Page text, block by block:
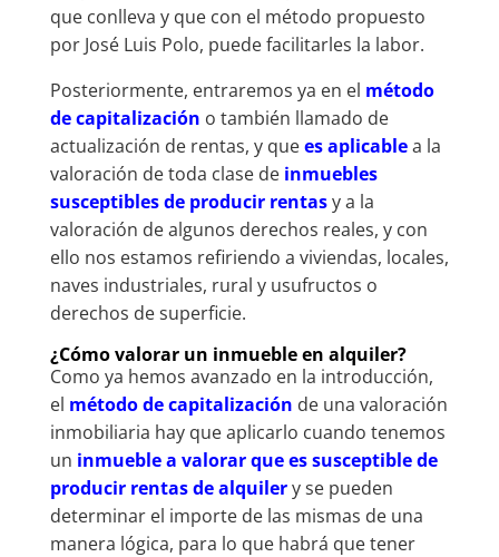
que conlleva y que con el método propuesto
por José Luis Polo, puede facilitarles la labor.
Posteriormente, entraremos ya en el método
de capitalización o también llamado de
actualización de rentas, y quees aplicablea la
valoración de toda clase deinmuebles
susceptibles de producir rentasy a la
valoración de algunos derechos reales, y con
ello nos estamos refiriendo a viviendas, locales,
naves industriales, rural y usufructos o
derechos de superficie.
¿Cómo valorar un inmueble en alquiler?
Como ya hemos avanzado en la introducción,
el método de capitalización de una valoración
inmobiliaria hay que aplicarlo cuando tenemos
un inmueble a valorar que es susceptible de
producir rentas de alquilery se pueden
determinar el importe de las mismas de una
manera lógica, para lo que habrá que tener